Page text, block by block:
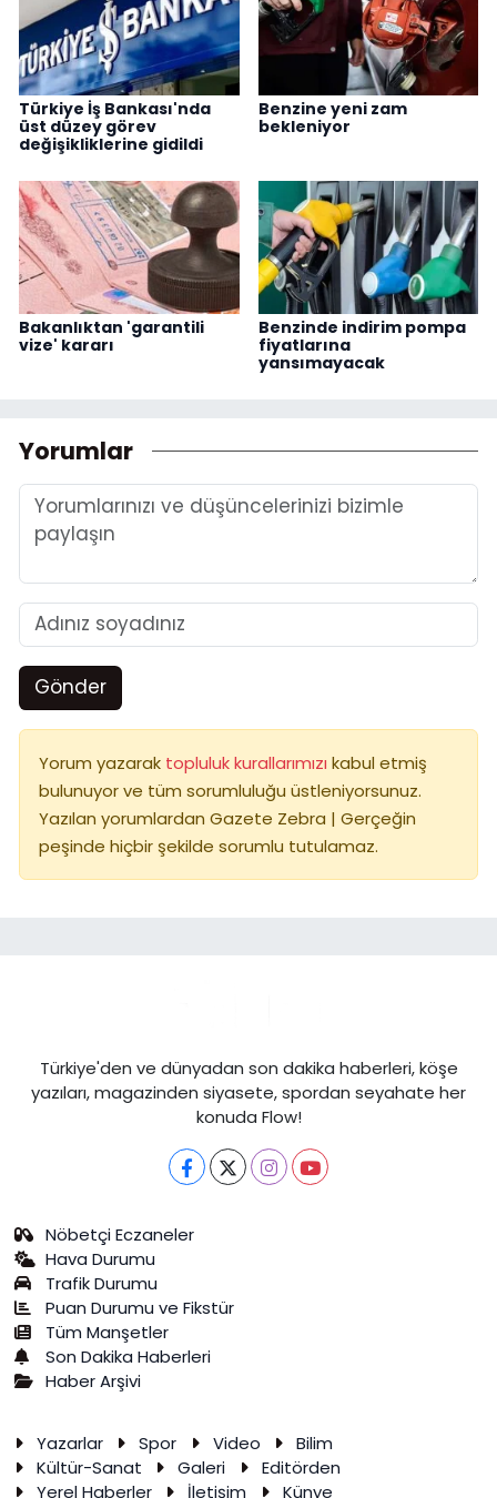
Türkiye İş Bankası'nda
üst düzey görev
değişikliklerine gidildi
Benzine yeni zam
bekleniyor
Bakanlıktan 'garantili
vize' kararı
Benzinde indirim pompa
fiyatlarına
yansımayacak
Yorumlar
Gönder
Yorum yazarak topluluk kurallarımızı kabul etmiş
bulunuyor ve tüm sorumluluğu üstleniyorsunuz.
Yazılan yorumlardan Gazete Zebra | Gerçeğin
peşinde hiçbir şekilde sorumlu tutulamaz.
Türkiye'den ve dünyadan son dakika haberleri, köşe
yazıları, magazinden siyasete, spordan seyahate her
konuda Flow!
Nöbetçi Eczaneler
Hava Durumu
Trafik Durumu
Puan Durumu ve Fikstür
Tüm Manşetler
Son Dakika Haberleri
Haber Arşivi
Yazarlar Spor Video
Bilim
Kültür-Sanat
Galeri
Editörden
Yerel Haberler
İletişim Künye